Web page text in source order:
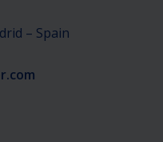
– Spain